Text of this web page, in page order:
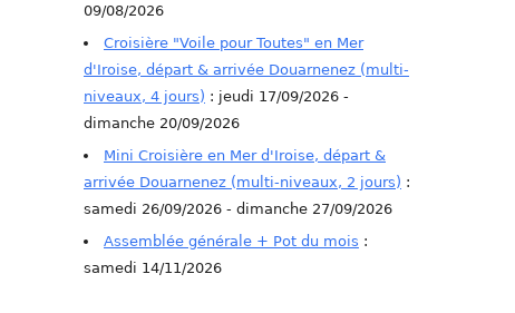
09/08/2026
Croisière "Voile pour Toutes" en Mer
d'Iroise, départ & arrivée Douarnenez (multi-
niveaux, 4 jours) : jeudi 17/09/2026 -
dimanche 20/09/2026
Mini Croisière en Mer d'Iroise, départ &
arrivée Douarnenez (multi-niveaux, 2 jours) :
samedi 26/09/2026 - dimanche 27/09/2026
Assemblée générale + Pot du mois :
samedi 14/11/2026